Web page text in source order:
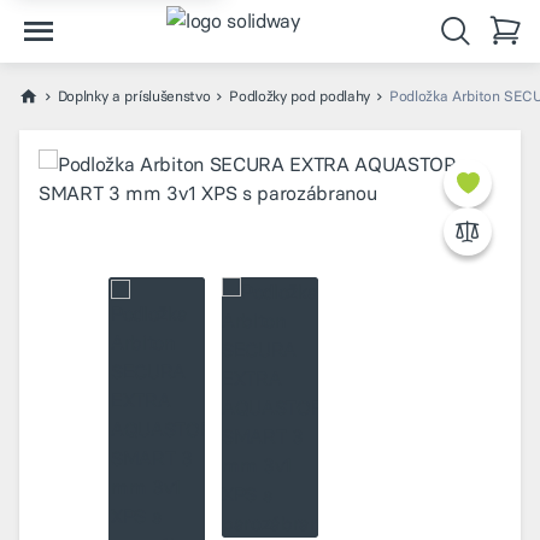
Doplnky a príslušenstvo Podložky pod podlahy Podložka Arbiton